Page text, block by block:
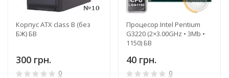
Корпус ATX class B (без
БЖ) БВ
300 грн.
0
Процесор Intel Pentium
G3220 (2×3.00GHz • 3Mb •
1150) БВ
40 грн.
0